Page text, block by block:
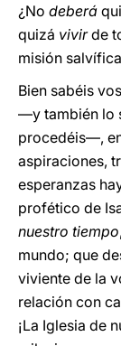
¿No deberá
quizá vivirde
misión
Bien sabéis
—y también lo
procedéis—,
aspiraciones,
esperanzas
profético de
nuestro tiempo
mundo; que
viviente de la
relación con
¡La Iglesia de